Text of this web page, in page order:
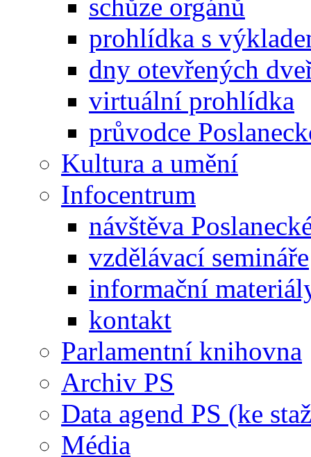
schůze orgánů
prohlídka s
dny otevřených
virtuální prohlídka
průvodce
Kultura a umění
Infocentrum
návštěva
vzdělávací semináře
informační
kontakt
Parlamentní knihovna
Archiv PS
Data agend PS (ke
Média